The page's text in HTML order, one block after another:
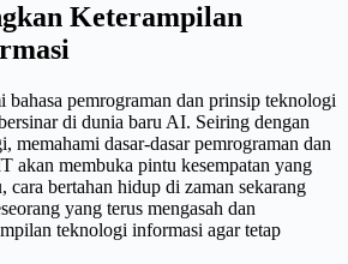
Keterampilan
bahasa pemrograman dan prinsip teknologi
di dunia baru AI. Seiring dengan
memahami dasar-dasar pemrograman dan
akan membuka pintu kesempatan yang
bertahan hidup di zaman sekarang
yang terus mengasah dan
teknologi informasi agar tetap